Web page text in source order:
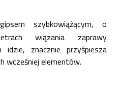
szybkowiążącym, o
wiązania zaprawy
znacznie przyśpiesza
wcześniej elementów.